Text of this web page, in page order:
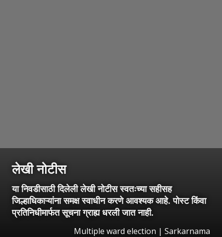
लेखी नोटीस
या निवडीसाठी दिलेली लेखी नोटीस स्वतःच्या सहीसह
जिल्हाधिकाऱ्यांना समक्ष स्वाधीन करणे आवश्यक आहे. पोस्ट किंवा
प्रतिनिधीमार्फत सूचना ग्राह्य धरली जात नाही.
Multiple ward election | Sarkarnama